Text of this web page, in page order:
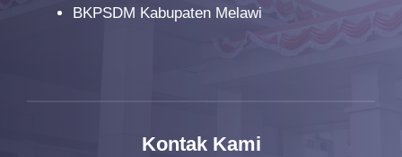
BKPSDM Kabupaten Melawi
Kontak Kami